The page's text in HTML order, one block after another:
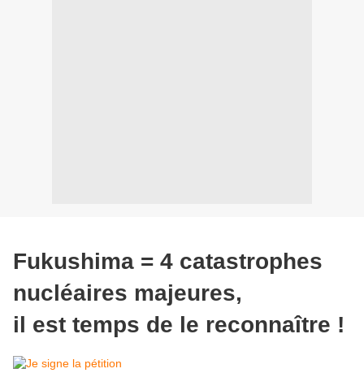
Fukushima = 4 catastrophes
nucléaires majeures,
il est temps de le reconnaître !